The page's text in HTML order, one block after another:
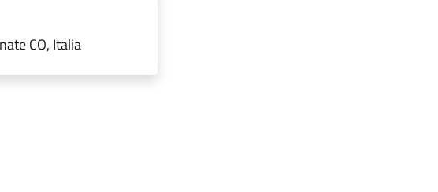
CO, Italia